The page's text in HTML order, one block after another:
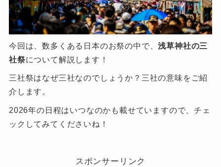
今回は、数多くある日本のお祭の中で、浅草神社の三
社祭について解説します！
三社祭はなぜ三社なのでしょうか？三社の意味をご紹
介します。
2026年の日程はいつなのかも載せていますので、チェ
ックしてみてくださいね！
スポンサーリンク